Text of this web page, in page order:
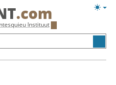
.com
Instituut